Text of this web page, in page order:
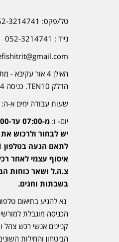
טל/פקס: 052-3214741
נייד : 052-3214741
האילן 4 אור
הדלק TEN10. כניסה 4. קומה 1
שעות עבודה ימים א-ה:
יום- ו: מ-07:00 עד-15:00
יש לבחור ולרכוש
לתאם הגעה בטלפון 052-3214741
איסוף עצמי לאחר
צ.ה.ל ושאר כוחות
בשבתות וחגים.
נא להגיע בתיאום
הכניסה מוגבלת
קניינים אנשי רכש צהל
הביטחון והחילות